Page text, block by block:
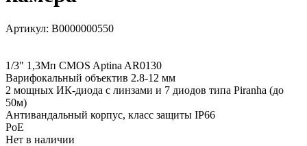
Артикул: В0000000550
1/3" 1,3Мп CMOS Aptina AR0130
Варифокальный объектив 2.8-12 мм
2 мощных ИК-диода с линзами и 7 диодов типа Piranha (до
50м)
Антивандальный корпус, класс защиты IР66
PoE
Нет в наличии